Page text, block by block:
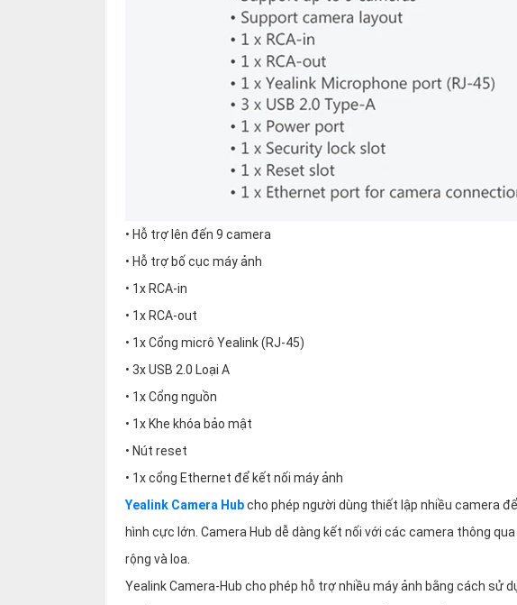
• Hỗ trợ lên đến 9 camera
• Hỗ trợ bố cục máy ảnh
• 1x RCA-in
• 1x RCA-out
• 1x Cổng micrô Yealink (RJ-45)
• 3x USB 2.0 Loại A
• 1x Cổng nguồn
• 1x Khe khóa bảo mật
• Nút reset
• 1x cổng Ethernet để kết nối máy ảnh
Yealink Camera Hubcho phép người dùng thiết lập nhiều camera
hình cực lớn. Camera Hub dễ dàng kết nối với các camera thông
rộng và loa.
Yealink Camera-Hub cho phép hỗ trợ nhiều máy ảnh bằng cách sử